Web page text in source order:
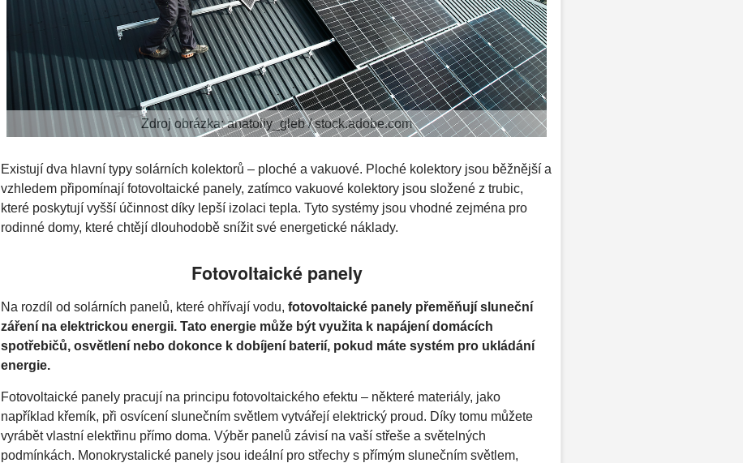
Zdroj obrázka: anatoliy_gleb / stock.adobe.com
Existují dva hlavní typy solárních kolektorů – ploché a vakuové. Ploché kolektory jsou běžnější a
vzhledem připomínají fotovoltaické panely, zatímco vakuové kolektory jsou složené z trubic,
které poskytují vyšší účinnost díky lepší izolaci tepla. Tyto systémy jsou vhodné zejména pro
rodinné domy, které chtějí dlouhodobě snížit své energetické náklady.
Fotovoltaické panely
Na rozdíl od solárních panelů, které ohřívají vodu, fotovoltaické panely přeměňují sluneční
záření na elektrickou energii. Tato energie může být využita k napájení domácích
spotřebičů, osvětlení nebo dokonce k dobíjení baterií, pokud máte systém pro ukládání
energie.
Fotovoltaické panely pracují na principu fotovoltaického efektu – některé materiály, jako
například křemík, při osvícení slunečním světlem vytvářejí elektrický proud. Díky tomu můžete
vyrábět vlastní elektřinu přímo doma. Výběr panelů závisí na vaší střeše a světelných
podmínkách. Monokrystalické panely jsou ideální pro střechy s přímým slunečním světlem,